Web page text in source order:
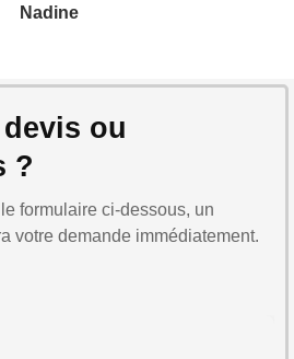
Nadine
ou
?
formulaire ci-dessous, un
votre demande immédiatement.